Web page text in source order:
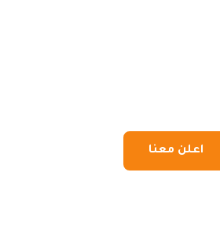
اعلن معنا